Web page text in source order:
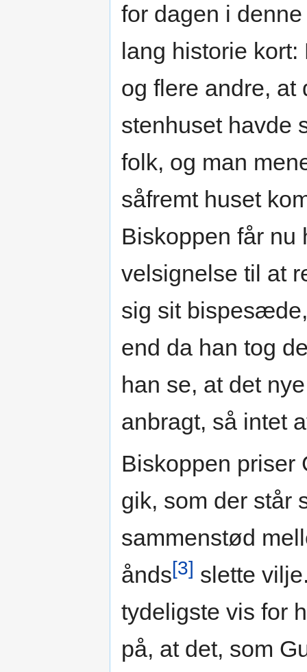
for dagen i
lang historie
og flere andre, at
stenhuset havde
folk, og man
såfremt huset
Biskoppen får nu
velsignelse til at
sig sit
end da han tog
han se, at det
anbragt, så intet
Biskoppen priser
gik, som der står
sammenstød
ånds[3] slette
tydeligste vis for
på, at det, som